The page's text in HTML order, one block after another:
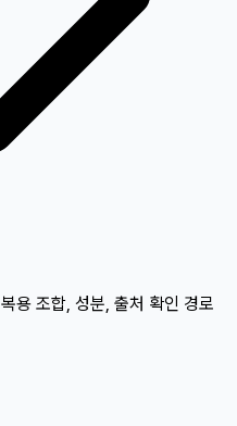
복용 조합, 성분, 출처 확인 경로